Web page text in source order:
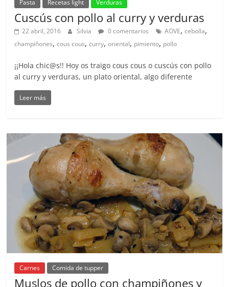
Pasta Recetas light Verduras
Cuscús con pollo al curry y verduras
22 abril, 2016 Silvia 0 comentarios AOVE,cebolla,
champiñones,cous cous,curry,oriental, pimiento, pollo
¡¡Hola chic@s!! Hoy os traigo cous cous o cuscús con pollo
al curry y verduras, un plato oriental, algo diferente
Leer más
Carnes Comida de tupper
Muslos de pollo con champiñones y